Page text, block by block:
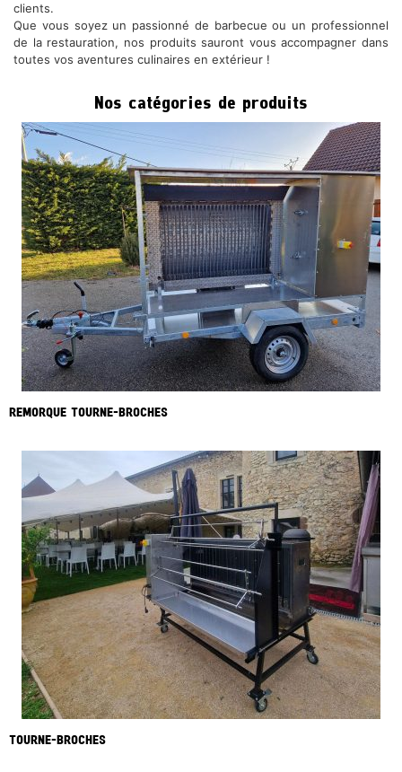
clients.
Que vous soyez un passionné de barbecue ou un professionnel
de la restauration, nos produits sauront vous accompagner dans
toutes vos aventures culinaires en extérieur !
Nos catégories de produits
REMORQUE TOURNE-BROCHES
TOURNE-BROCHES